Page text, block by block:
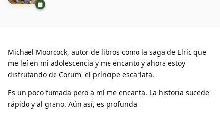
Michael Moorcock, autor de libros como la saga de Elric que
me leí en mi adolescencia y me encantó y ahora estoy
disfrutando de Corum, el príncipe escarlata.
Es un poco fumada pero a mí me encanta. La historia sucede
rápido y al grano. Aún así, es profunda.